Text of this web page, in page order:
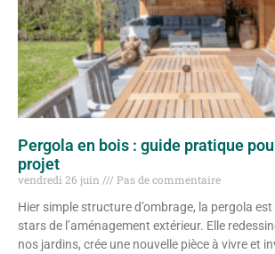
Pergola en bois : guide pratique
projet
vendredi 26 juin
Pas de commentaire
Hier simple structure d’ombrage, la pergola est
stars de l’aménagement extérieur. Elle
nos jardins, crée une nouvelle pièce à vivre et